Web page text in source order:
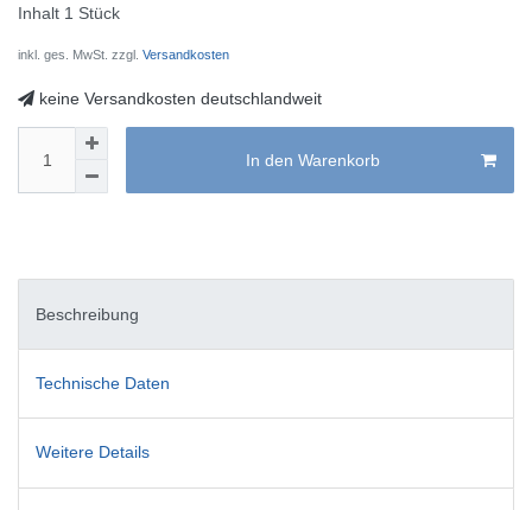
Inhalt 1 Stück
inkl. ges. MwSt. zzgl. Versandkosten
keine Versandkosten deutschlandweit
In den Warenkorb
Beschreibung
Technische Daten
Weitere Details